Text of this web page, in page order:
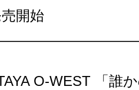
開始
O-WEST 「誰